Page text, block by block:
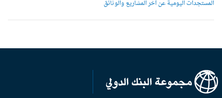
المستجدات اليومية عن آخر المشاريع والوثائق